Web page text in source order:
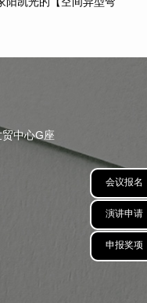
会议报名
演讲申请
申报奖项
中心G座